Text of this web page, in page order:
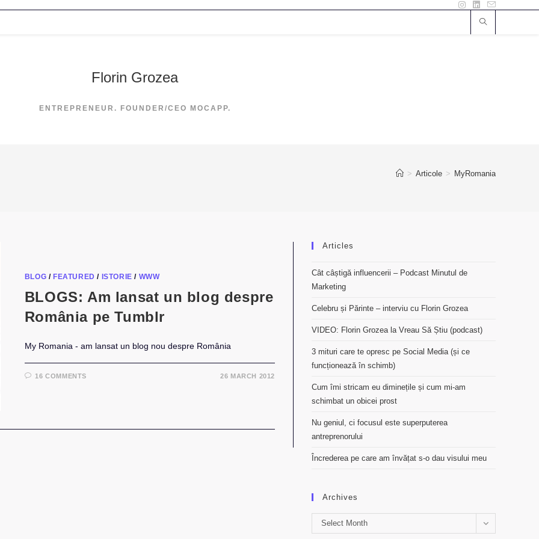
Florin Grozea
ENTREPRENEUR. FOUNDER/CEO MOCAPP.
> Articole > MyRomania
BLOG / FEATURED / ISTORIE / WWW
BLOGS: Am lansat un blog despre
România pe Tumblr
My Romania - am lansat un blog nou despre România
16 COMMENTS 26 MARCH 2012
Articles
Cât câștigă influencerii – Podcast Minutul de
Marketing
Celebru și Părinte – interviu cu Florin Grozea
VIDEO: Florin Grozea la Vreau Să Știu (podcast)
3 mituri care te opresc pe Social Media (și ce
funcționează în schimb)
Cum îmi stricam eu diminețile și cum mi-am
schimbat un obicei prost
Nu geniul, ci focusul este superputerea
antreprenorului
Încrederea pe care am învățat s-o dau visului meu
Archives
Archives
Select Month